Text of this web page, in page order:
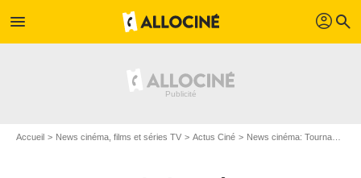
menu profil search
Accueil News cinéma, films et séries TV Actus Ciné News cinéma: Tournages